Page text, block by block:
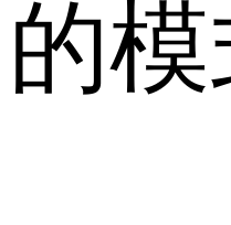
的模